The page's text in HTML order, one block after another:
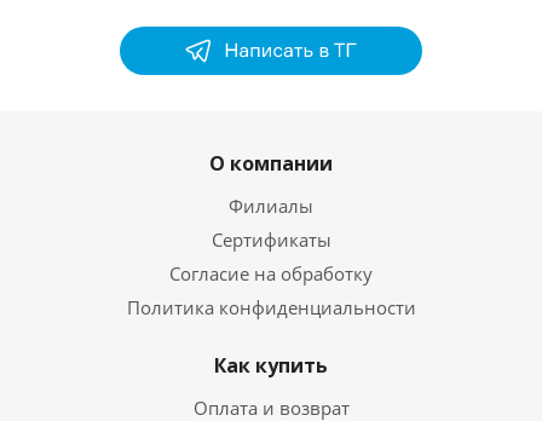
О компании
Филиалы
Сертификаты
Согласие на обработку
Политика конфиденциальности
Как купить
Оплата и возврат